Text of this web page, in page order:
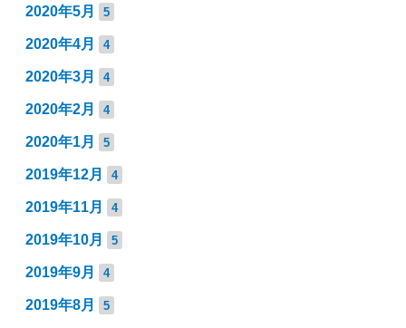
2020年5月 5
2020年4月 4
2020年3月 4
2020年2月 4
2020年1月 5
2019年12月 4
2019年11月 4
2019年10月 5
2019年9月 4
2019年8月 5